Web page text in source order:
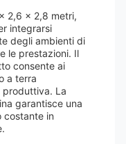
2,6 x 2,8 metri,
integrarsi
degli ambienti di
le prestazioni. Il
consente ai
a terra
produttiva. La
garantisce una
costante in